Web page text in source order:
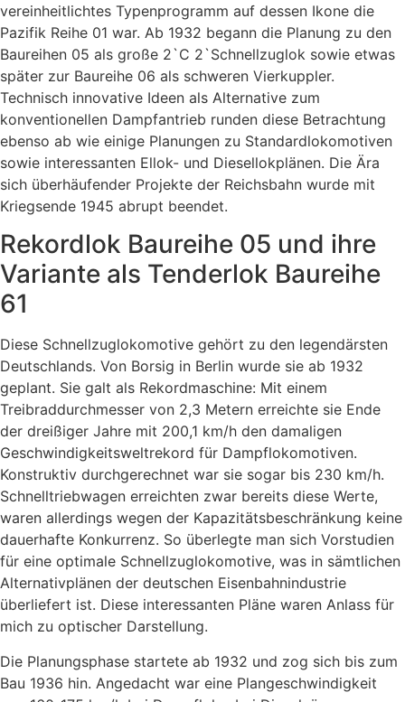
vereinheitlichtes Typenprogramm auf dessen Ikone die
Pazifik Reihe 01 war. Ab 1932 begann die Planung zu den
Baureihen 05 als große 2`C 2`Schnellzuglok sowie etwas
später zur Baureihe 06 als schweren Vierkuppler.
Technisch innovative Ideen als Alternative zum
konventionellen Dampfantrieb runden diese Betrachtung
ebenso ab wie einige Planungen zu Standardlokomotiven
sowie interessanten Ellok- und Diesellokplänen. Die Ära
sich überhäufender Projekte der Reichsbahn wurde mit
Kriegsende 1945 abrupt beendet.
Rekordlok Baureihe 05 und ihre
Variante als Tenderlok Baureihe
61
Diese Schnellzuglokomotive gehört zu den legendärsten
Deutschlands. Von Borsig in Berlin wurde sie ab 1932
geplant. Sie galt als Rekordmaschine: Mit einem
Treibraddurchmesser von 2,3 Metern erreichte sie Ende
der dreißiger Jahre mit 200,1 km/h den damaligen
Geschwindigkeitsweltrekord für Dampflokomotiven.
Konstruktiv durchgerechnet war sie sogar bis 230 km/h.
Schnelltriebwagen erreichten zwar bereits diese Werte,
waren allerdings wegen der Kapazitätsbeschränkung keine
dauerhafte Konkurrenz. So überlegte man sich Vorstudien
für eine optimale Schnellzuglokomotive, was in sämtlichen
Alternativplänen der deutschen Eisenbahnindustrie
überliefert ist. Diese interessanten Pläne waren Anlass für
mich zu optischer Darstellung.
Die Planungsphase startete ab 1932 und zog sich bis zum
Bau 1936 hin. Angedacht war eine Plangeschwindigkeit